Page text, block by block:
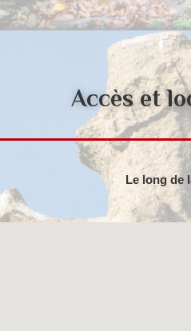
Accès et
Le long de